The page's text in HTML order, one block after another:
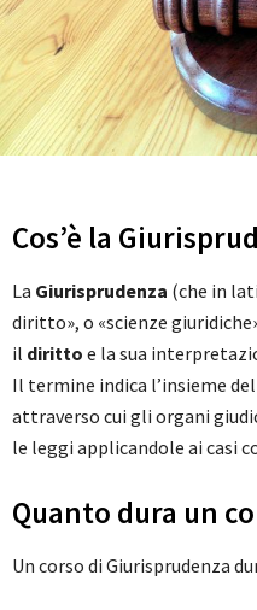
Cos’è la
La Giurisprudenza (che in
diritto», o «scienze
il diritto e la sua
Il termine indica l’insieme
attraverso cui gli organi
le leggi applicandole ai casi
Quanto dura un
Un corso di Giurisprudenza